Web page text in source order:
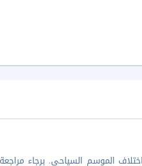
الموسم السياحي. برجاء مراجعة